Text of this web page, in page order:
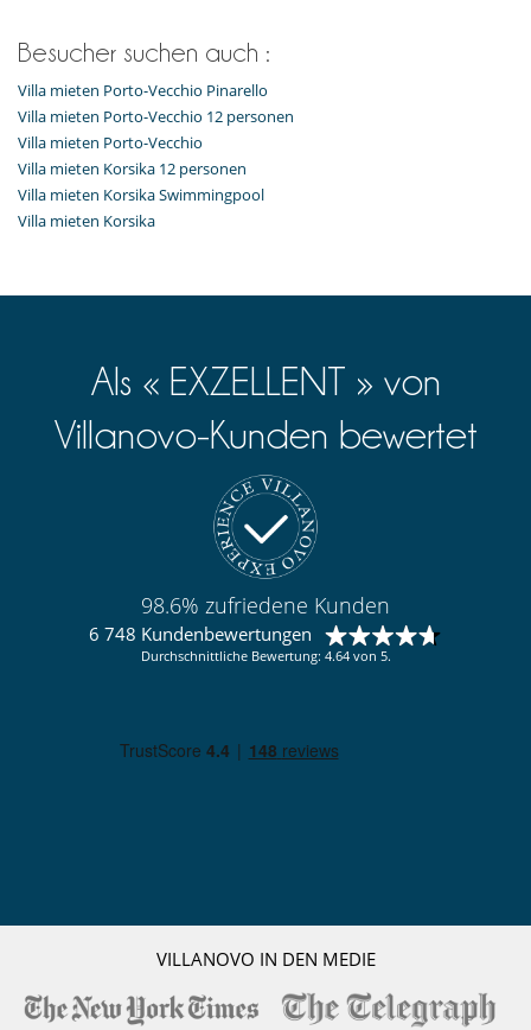
Besucher suchen auch :
Villa mieten Porto-Vecchio Pinarello
Villa mieten Porto-Vecchio 12 personen
Villa mieten Porto-Vecchio
Villa mieten Korsika 12 personen
Villa mieten Korsika Swimmingpool
Villa mieten Korsika
Als « EXZELLENT » von
Villanovo-Kunden bewertet
98.6% zufriedene Kunden
6 748 Kundenbewertungen
Durchschnittliche Bewertung: 4.64 von 5.
VILLANOVO IN DEN MEDIE